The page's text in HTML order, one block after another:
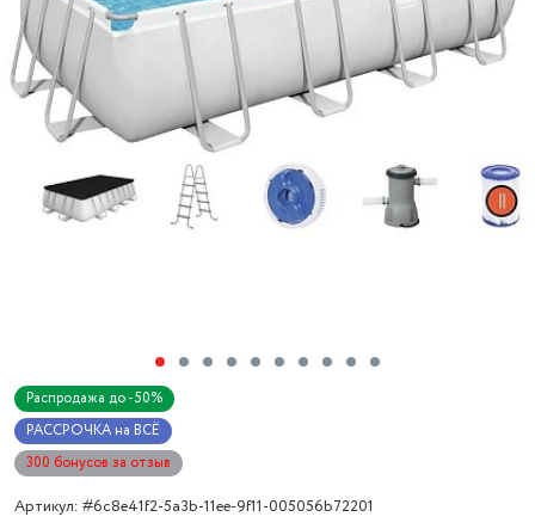
Распродажа до -50%
РАССРОЧКА на ВСЁ
300 бонусов за отзыв
Артикул: #6c8e41f2-5a3b-11ee-9f11-005056b72201